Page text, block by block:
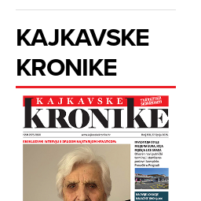
KAJKAVSKE
KRONIKE